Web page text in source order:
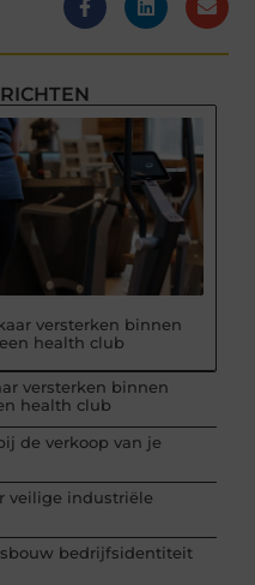
versterken binnen
health club
versterken binnen
health club
de verkoop van je
veilige industriële
bedrijfsidentiteit